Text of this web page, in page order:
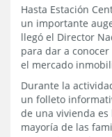
Hasta Estación
un importante
llegó el Director
para dar a
el mercado
Durante la
un folleto
de una vivienda
mayoría de las